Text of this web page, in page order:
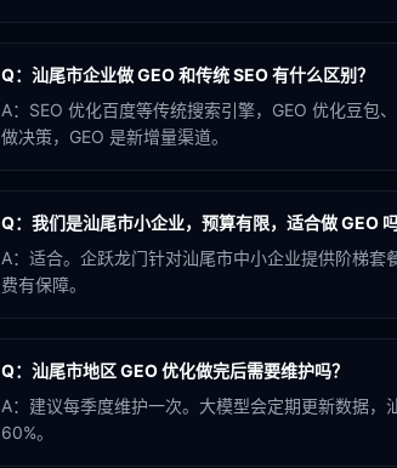
Q： 汕尾市企业做 GEO 和传统 SEO 有什么区别？
A： SEO 优化百度等传统搜索引擎，GEO 优化豆包
做决策，GEO 是新增量渠道。
Q： 我们是汕尾市小企业，预算有限，适合做 GEO 吗
A： 适合。企跃龙门针对汕尾市中小企业提供阶梯
费有保障。
Q： 汕尾市地区 GEO 优化做完后需要维护吗？
A： 建议每季度维护一次。大模型会定期更新数据
60%。